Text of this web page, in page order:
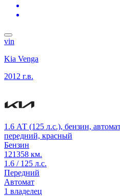
vin
Kia Venga
2012 г.в.
1.6 АТ (125 л.с.), бензин,
передний, красный
Бензин
121358 км.
1.6 / 125 л.с.
Передний
Автомат
1 владелец